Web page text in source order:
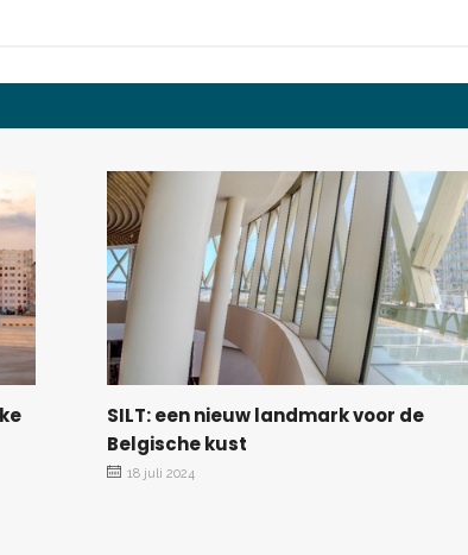
SILT: een nieuw landmark voor de
Belgische kust
18 juli 2024